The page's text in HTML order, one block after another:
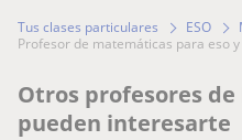
Tus clases particulares ESO
profesor de matemáticas para eso
Otros profesores de
pueden interesarte